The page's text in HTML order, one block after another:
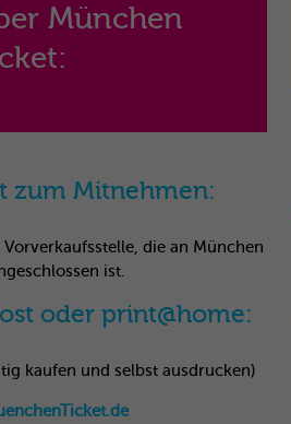
München
zum Mitnehmen:
Vorverkaufsstelle, die an München
ist.
oder print@home:
kaufen und selbst ausdrucken)